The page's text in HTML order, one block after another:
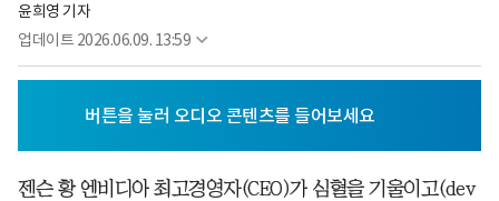
윤희영 기자
업데이트 2026.06.09. 13:59
젠슨 황 엔비디아 최고경영자(CEO)가 심혈을 기울이고(dev